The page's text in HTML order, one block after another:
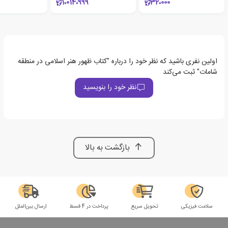
32،000 1،014،999
اولین نفری باشید که نظر خود را درباره "کتاب ظهور هنر اسلامی در منطقه
شامات" ثبت می‌کند
نظر خود را بنویسید
بازگشت به بالا
سلامت فیزیکی تحویل سریع پرداخت در 4 قسط ارسال بین‌الملل